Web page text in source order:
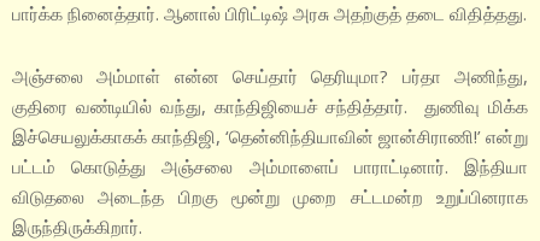
பார்க்க நினைத்தார். ஆனால் பிரிட்டிஷ் அரசு அதற்குத் தடை விதித்தது.
அஞ்சலை அம்மாள் என்ன செய்தார் தெரியுமா? பர்தா அணிந்து,
குதிரை வண்டியில் வந்து, காந்திஜியைச் சந்தித்தார். துணிவு மிக்க
இச்செயலுக்காகக் காந்திஜி, ‘தென்னிந்தியாவின் ஜான்சிராணி!’ என்று
பட்டம் கொடுத்து அஞ்சலை அம்மாளைப் பாராட்டினார். இந்தியா
விடுதலை அடைந்த பிறகு மூன்று முறை சட்டமன்ற உறுப்பினராக
இருந்திருக்கிறார்.